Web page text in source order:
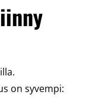
on syvempi: